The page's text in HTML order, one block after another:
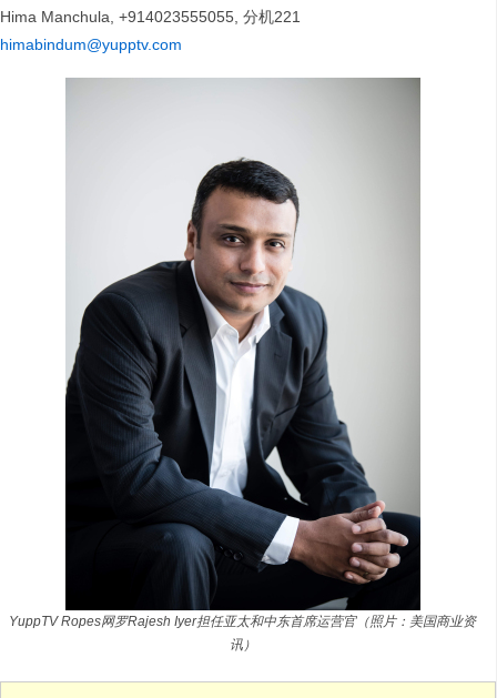
Hima Manchula, +914023555055, 分机221
himabindum@yupptv.com
YuppTV Ropes网罗Rajesh Iyer担任亚太和中东首席运营官（照片：美国商业资
讯）